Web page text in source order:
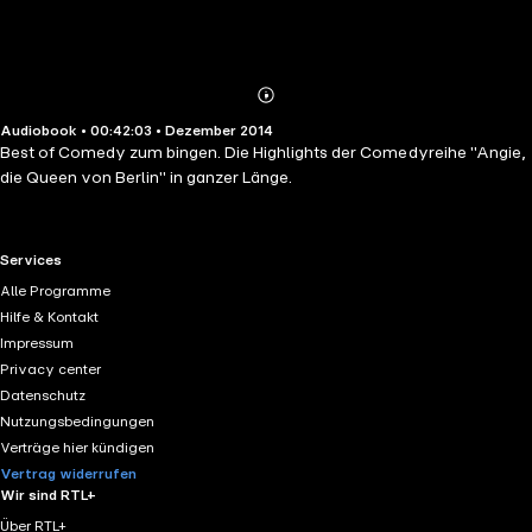
Mehr
Details
Audiobook • 00:42:03 • Dezember 2014
Best of Comedy zum bingen. Die Highlights der Comedyreihe "Angie,
die Queen von Berlin" in ganzer Länge.
RTL+ useful links.
Services
Alle Programme
Hilfe & Kontakt
Impressum
Privacy center
Datenschutz
Nutzungsbedingungen
Verträge hier kündigen
Vertrag widerrufen
Wir sind RTL+
Über RTL+